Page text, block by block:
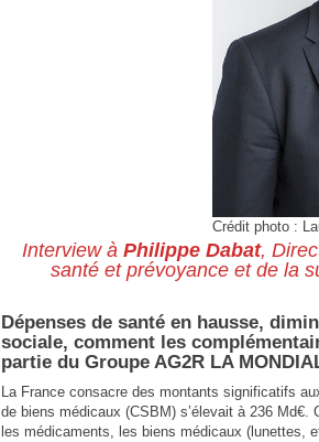
Crédit photo :
Interview à Philippe Dabat,
santé et prévoyance et de la
Dépenses de santé en hausse,
sociale, comment les
partie du Groupe AG2R LA
La France consacre des montants significatifs
de biens médicaux (CSBM) s’élevait à 236
les médicaments, les biens médicaux (lunettes,